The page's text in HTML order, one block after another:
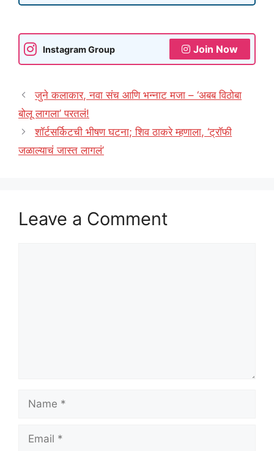
Instagram Group Join Now
जुने कलाकार, नवा संच आणि भन्नाट मजा – ‘अबब विठोबा
बोलू लागला’ परतलं!
शॉर्टसर्किटची भीषण घटना; शिव ठाकरे म्हणाला, ‘ट्रॉफी
जळाल्याचं जास्त लागलं’
Leave a Comment
Name
Email